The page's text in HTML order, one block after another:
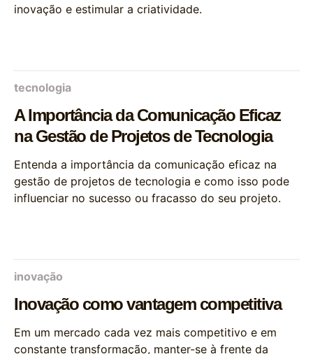
inovação e estimular a criatividade.
tecnologia
A Importância da Comunicação Eficaz
na Gestão de Projetos de Tecnologia
Entenda a importância da comunicação eficaz na
gestão de projetos de tecnologia e como isso pode
influenciar no sucesso ou fracasso do seu projeto.
inovação
Inovação como vantagem competitiva
Em um mercado cada vez mais competitivo e em
constante transformação, manter-se à frente da